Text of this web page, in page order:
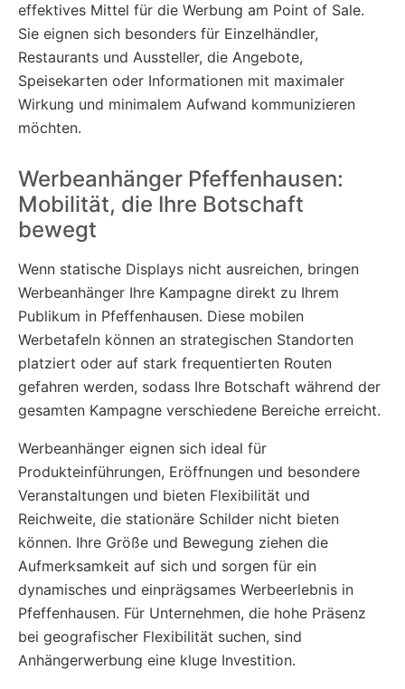
effektives Mittel für die Werbung am Point of Sale.
Sie eignen sich besonders für Einzelhändler,
Restaurants und Aussteller, die Angebote,
Speisekarten oder Informationen mit maximaler
Wirkung und minimalem Aufwand kommunizieren
möchten.
Werbeanhänger Pfeffenhausen:
Mobilität, die Ihre Botschaft
bewegt
Wenn statische Displays nicht ausreichen, bringen
Werbeanhänger Ihre Kampagne direkt zu Ihrem
Publikum in Pfeffenhausen. Diese mobilen
Werbetafeln können an strategischen Standorten
platziert oder auf stark frequentierten Routen
gefahren werden, sodass Ihre Botschaft während der
gesamten Kampagne verschiedene Bereiche erreicht.
Werbeanhänger eignen sich ideal für
Produkteinführungen, Eröffnungen und besondere
Veranstaltungen und bieten Flexibilität und
Reichweite, die stationäre Schilder nicht bieten
können. Ihre Größe und Bewegung ziehen die
Aufmerksamkeit auf sich und sorgen für ein
dynamisches und einprägsames Werbeerlebnis in
Pfeffenhausen. Für Unternehmen, die hohe Präsenz
bei geografischer Flexibilität suchen, sind
Anhängerwerbung eine kluge Investition.